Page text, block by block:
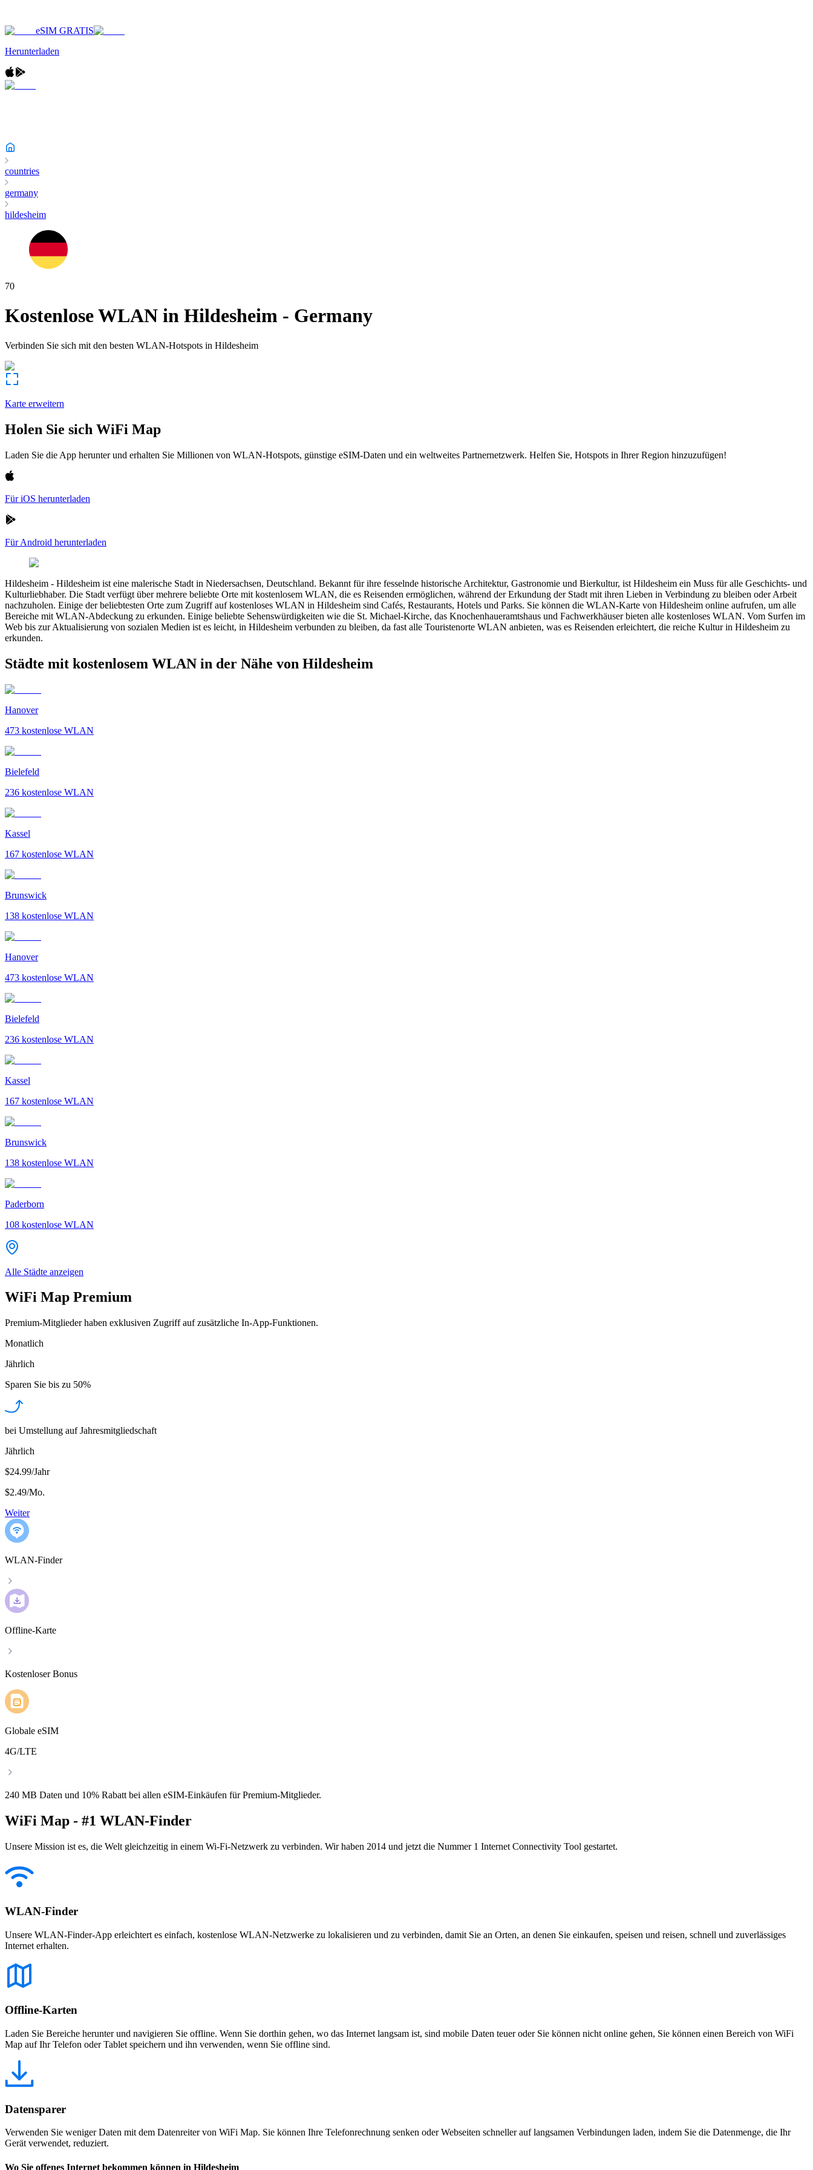
eSIM GRATIS
Herunterladen
countries
germany
hildesheim
70
Kostenlose WLAN in Hildesheim - Germany
Verbinden Sie sich mit den besten WLAN-Hotspots in Hildesheim
Karte erweitern
Holen Sie sich WiFi Map
Laden Sie die App herunter und erhalten Sie Millionen von WLAN-Hotspots, günstige eSIM-Daten und ein weltweites Partnernetzwerk. Helfen Sie, Hotspots in Ihrer Region hinzuzufügen!
Für iOS herunterladen
Für Android herunterladen
Hildesheim - Hildesheim ist eine malerische Stadt in Niedersachsen, Deutschland. Bekannt für ihre fesselnde historische Architektur, Gastronomie und Bierkultur, ist Hildesheim ein Muss für alle Geschichts- und
Kulturliebhaber. Die Stadt verfügt über mehrere beliebte Orte mit kostenlosem WLAN, die es Reisenden ermöglichen, während der Erkundung der Stadt mit ihren Lieben in Verbindung zu bleiben oder Arbeit
nachzuholen. Einige der beliebtesten Orte zum Zugriff auf kostenloses WLAN in Hildesheim sind Cafés, Restaurants, Hotels und Parks. Sie können die WLAN-Karte von Hildesheim online aufrufen, um alle
Bereiche mit WLAN-Abdeckung zu erkunden. Einige beliebte Sehenswürdigkeiten wie die St. Michael-Kirche, das Knochenhaueramtshaus und Fachwerkhäuser bieten alle kostenloses WLAN. Vom Surfen im
Web bis zur Aktualisierung von sozialen Medien ist es leicht, in Hildesheim verbunden zu bleiben, da fast alle Touristenorte WLAN anbieten, was es Reisenden erleichtert, die reiche Kultur in Hildesheim zu
erkunden.
Städte mit kostenlosem WLAN in der Nähe von Hildesheim
Hanover
473 kostenlose WLAN
Bielefeld
236 kostenlose WLAN
Kassel
167 kostenlose WLAN
Brunswick
138 kostenlose WLAN
Hanover
473 kostenlose WLAN
Bielefeld
236 kostenlose WLAN
Kassel
167 kostenlose WLAN
Brunswick
138 kostenlose WLAN
Paderborn
108 kostenlose WLAN
Alle Städte anzeigen
WiFi Map Premium
Premium-Mitglieder haben exklusiven Zugriff auf zusätzliche In-App-Funktionen.
Monatlich
Jährlich
Sparen Sie bis zu 50%
bei Umstellung auf Jahresmitgliedschaft
Jährlich
$24.99/Jahr
$2.49/Mo.
Weiter
WLAN-Finder
Offline-Karte
Kostenloser Bonus
Globale eSIM
4G/LTE
240 MB Daten und 10% Rabatt bei allen eSIM-Einkäufen für Premium-Mitglieder.
WiFi Map - #1 WLAN-Finder
Unsere Mission ist es, die Welt gleichzeitig in einem Wi-Fi-Netzwerk zu verbinden. Wir haben 2014 und jetzt die Nummer 1 Internet Connectivity Tool gestartet.
WLAN-Finder
Unsere WLAN-Finder-App erleichtert es einfach, kostenlose WLAN-Netzwerke zu lokalisieren und zu verbinden, damit Sie an Orten, an denen Sie einkaufen, speisen und reisen, schnell und zuverlässiges
Internet erhalten.
Offline-Karten
Laden Sie Bereiche herunter und navigieren Sie offline. Wenn Sie dorthin gehen, wo das Internet langsam ist, sind mobile Daten teuer oder Sie können nicht online gehen, Sie können einen Bereich von WiFi
Map auf Ihr Telefon oder Tablet speichern und ihn verwenden, wenn Sie offline sind.
Datensparer
Verwenden Sie weniger Daten mit dem Datenreiter von WiFi Map. Sie können Ihre Telefonrechnung senken oder Webseiten schneller auf langsamen Verbindungen laden, indem Sie die Datenmenge, die Ihr
Gerät verwendet, reduziert.
Wo Sie offenes Internet bekommen können in Hildesheim